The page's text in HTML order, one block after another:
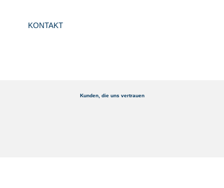
KONTAKT
Kunden, die uns vertrauen